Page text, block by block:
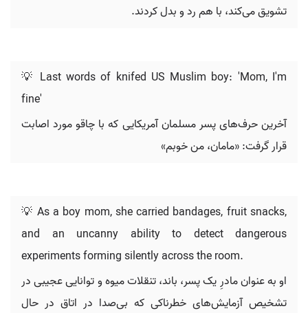
تشویق می‌کند، با هم رد و بدل کردند.
💡 Last words of knifed US Muslim boy: 'Mom, I'm
fine'
آخرین حرف‌های پسر مسلمان آمریکایی که با چاقو مورد اصابت
قرار گرفت: «مامان، من خوبم»
💡 As a boy mom, she carried bandages, fruit snacks,
and an uncanny ability to detect dangerous
experiments forming silently across the room.
او به عنوان مادرِ یک پسر، باند، تنقلات میوه و توانایی عجیبی در
تشخیص آزمایش‌های خطرناکی که بی‌صدا در اتاق در حال